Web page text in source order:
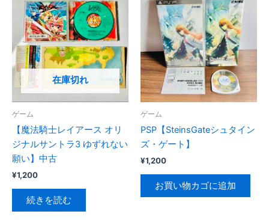
在庫切れ
ゲーム
【魔法騎士レイアース オリ
ジナルサントラ3 ゆずれない
願い】中古
¥1,200
続きを読む
ゲーム
PSP【SteinsGateシュタイン
ズ・ゲート】
¥1,200
お買い物カゴに追加